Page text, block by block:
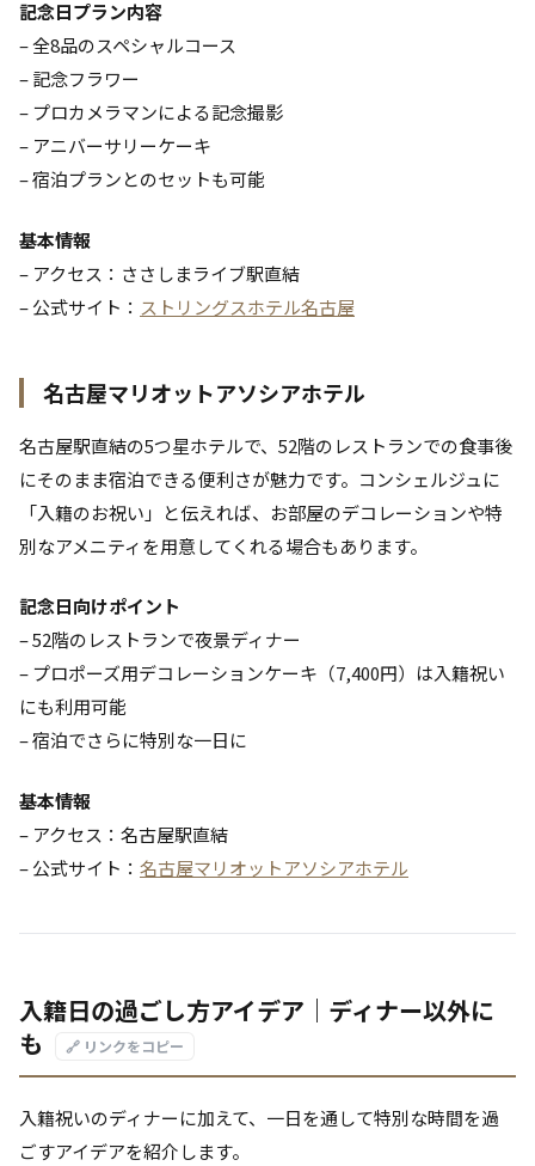
記念日プラン内容
– 全8品のスペシャルコース
– 記念フラワー
– プロカメラマンによる記念撮影
– アニバーサリーケーキ
– 宿泊プランとのセットも可能
基本情報
– アクセス：ささしまライブ駅直結
– 公式サイト： ストリングスホテル名古屋
名古屋マリオットアソシアホテル
名古屋駅直結の5つ星ホテルで、52階のレストランでの食事後
にそのまま宿泊できる便利さが魅力です。コンシェルジュに
「入籍のお祝い」と伝えれば、お部屋のデコレーションや特
別なアメニティを用意してくれる場合もあります。
記念日向けポイント
– 52階のレストランで夜景ディナー
– プロポーズ用デコレーションケーキ（7,400円）は入籍祝い
にも利用可能
– 宿泊でさらに特別な一日に
基本情報
– アクセス：名古屋駅直結
– 公式サイト： 名古屋マリオットアソシアホテル
入籍日の過ごし方アイデア｜ディナー以外に
も
🔗 リンクをコピー
入籍祝いのディナーに加えて、一日を通して特別な時間を過
ごすアイデアを紹介します。